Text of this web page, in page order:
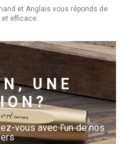
et Anglais vous réponds de
et efficace.
UNE
vous avec l'un de nos